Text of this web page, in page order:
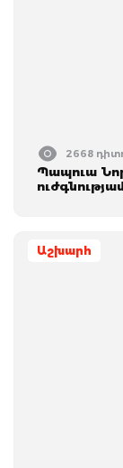
2668
Պապուա
Աշխարհ